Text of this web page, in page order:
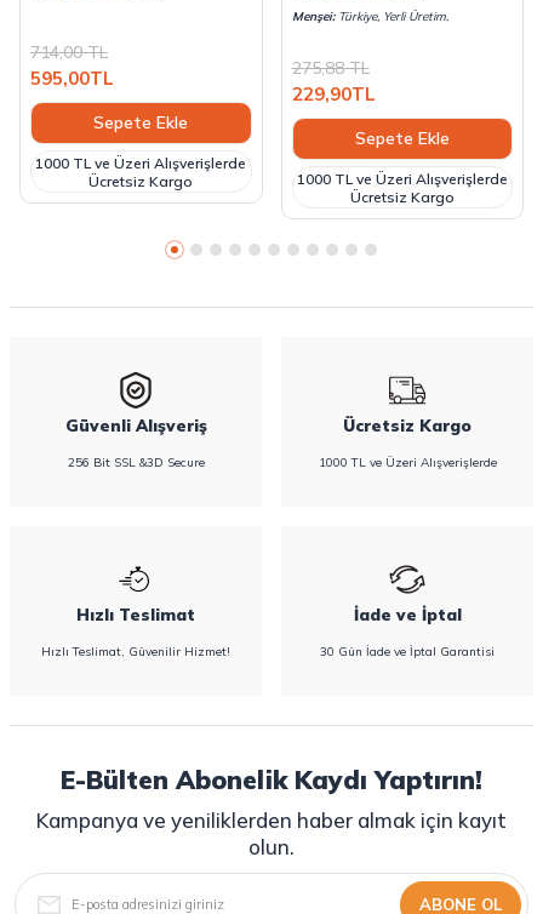
714,00TL
595,00TL
Sepete Ekle
1000 TL ve Üzeri Alışverişlerde
Ücretsiz Kargo
Menşei:Türkiye, Yerli Üretim.
275,88TL
229,90TL
Sepete Ekle
1000 TL ve Üzeri Alışverişlerde
Ücretsiz Kargo
Güvenli Alışveriş
256 Bit SSL &3D Secure
Ücretsiz Kargo
1000 TL ve Üzeri Alışverişlerde
Hızlı Teslimat
Hızlı Teslimat, Güvenilir Hizmet!
İade ve İptal
30 Gün İade ve İptal Garantisi
E-Bülten Abonelik Kaydı Yaptırın!
Kampanya ve yeniliklerden haber almak için kayıt
olun.
ABONE OL